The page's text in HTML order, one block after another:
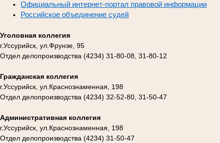
Официальный интернет-портал правовой информации
Российское объединение судей
Уголовная коллегия
г.Уссурийск, ул.Фрунзе, 95
Отдел делопроизводства (4234) 31-80-08, 31-80-12
Гражданская коллегия
г.Уссурийск, ул.Краснознаменная, 198
Отдел делопроизводства (4234) 32-52-80, 31-50-47
Административная коллегия
г.Уссурийск, ул.Краснознаменная, 198
Отдел делопроизводства (4234) 31-50-47